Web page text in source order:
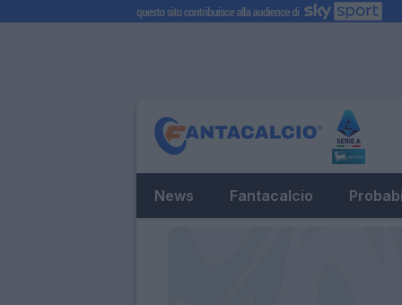
News Fantacalcio